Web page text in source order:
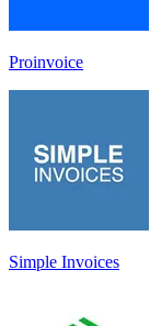
Proinvoice
Simple Invoices